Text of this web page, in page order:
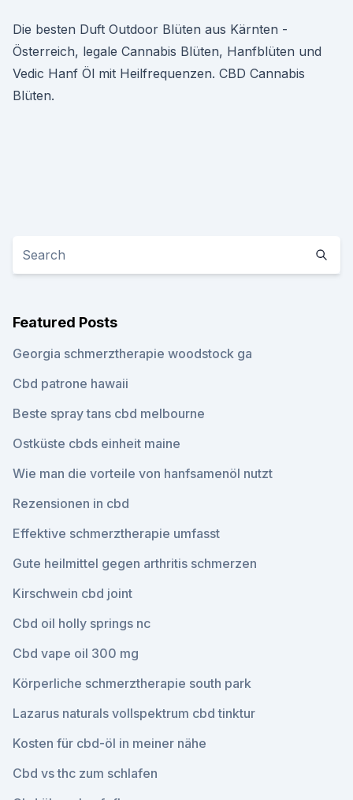
Die besten Duft Outdoor Blüten aus Kärnten -
Österreich, legale Cannabis Blüten, Hanfblüten und
Vedic Hanf Öl mit Heilfrequenzen. CBD Cannabis
Blüten.
Featured Posts
Georgia schmerztherapie woodstock ga
Cbd patrone hawaii
Beste spray tans cbd melbourne
Ostküste cbds einheit maine
Wie man die vorteile von hanfsamenöl nutzt
Rezensionen in cbd
Effektive schmerztherapie umfasst
Gute heilmittel gegen arthritis schmerzen
Kirschwein cbd joint
Cbd oil holly springs nc
Cbd vape oil 300 mg
Körperliche schmerztherapie south park
Lazarus naturals vollspektrum cbd tinktur
Kosten für cbd-öl in meiner nähe
Cbd vs thc zum schlafen